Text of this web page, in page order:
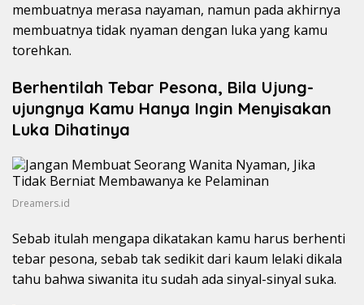
membuatnya merasa nayaman, namun pada akhirnya
membuatnya tidak nyaman dengan luka yang kamu
torehkan.
Berhentilah Tebar Pesona, Bila Ujung-
ujungnya Kamu Hanya Ingin Menyisakan
Luka Dihatinya
Dreamers.id
Sebab itulah mengapa dikatakan kamu harus berhenti
tebar pesona, sebab tak sedikit dari kaum lelaki dikala
tahu bahwa siwanita itu sudah ada sinyal-sinyal suka.